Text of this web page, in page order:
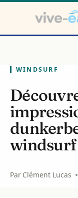
contenu
WINDSURF
windsurf
Par Clément Lucas